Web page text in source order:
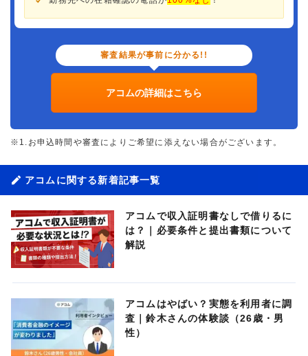
審査結果が事前に分かる!!
アコムの詳細はこちら
※1.お申込時間や審査によりご希望に添えない場合がございます。
アコムに関する新着記事一覧
アコムで収入証明書なしで借りるに
は？｜必要条件と提出書類について
解説
アコムはやばい？実態を利用者に調
査｜鈴木さんの体験談（26歳・男
性）